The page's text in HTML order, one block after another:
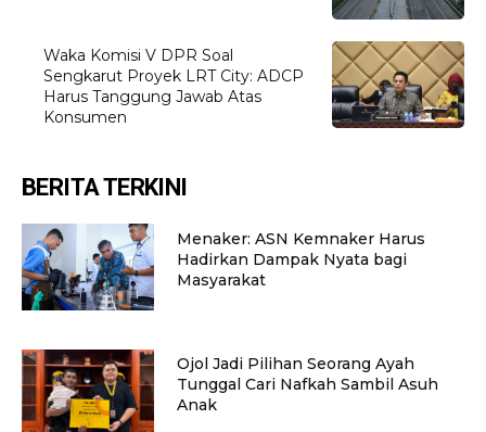
Waka Komisi V DPR Soal
Sengkarut Proyek LRT City: ADCP
Harus Tanggung Jawab Atas
Konsumen
BERITA TERKINI
Menaker: ASN Kemnaker Harus
Hadirkan Dampak Nyata bagi
Masyarakat
Ojol Jadi Pilihan Seorang Ayah
Tunggal Cari Nafkah Sambil Asuh
Anak